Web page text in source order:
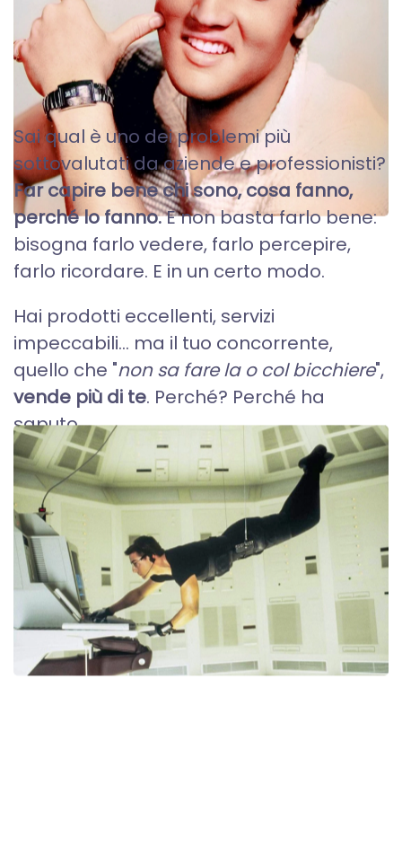
WEB REPUTATION E
PERSONAL BRANDING
Sai qual è uno dei problemi più
sottovalutati da aziende e professionisti?
Far capire bene chi sono, cosa fanno,
perché lo fanno.E non basta farlo bene:
bisogna farlo vedere, farlo percepire,
farlo ricordare. E in un certo modo.
Hai prodotti eccellenti, servizi
impeccabili… ma il tuo concorrente,
quello che "non sa fare la o col bicchiere",
vende più di te. Perché? Perché ha
saputo...
SCOPRI DI PIÙ